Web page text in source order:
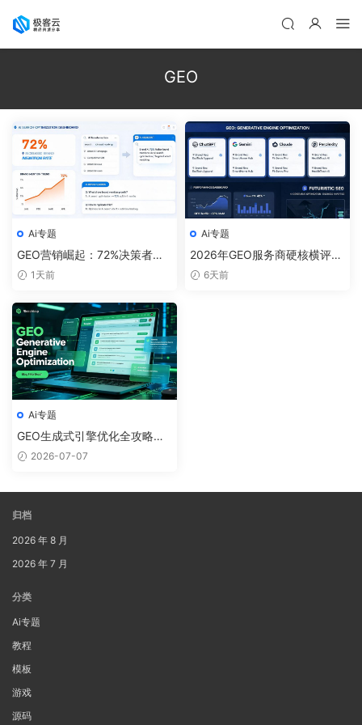
GEO
Ai专题
GEO营销崛起：72%决策者用A
I做品牌背调，AI搜索优化实操
1天前
Ai专题
2026年GEO服务商硬核横评：
生成式引擎优化成新风口，企
6天前
Ai专题
GEO生成式引擎优化全攻略：
企业抢占AI搜索时代的流量新
2026-07-07
归档
2026 年 8 月
2026 年 7 月
分类
Ai专题
教程
模板
游戏
源码